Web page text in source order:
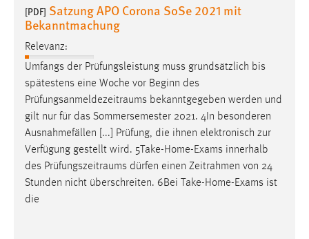
[PDF] Satzung APO Corona SoSe 2021 mit
Bekanntmachung
Relevanz:
Umfangs der Prüfungsleistung muss grundsätzlich bis
spätestens eine Woche vor Beginn des
Prüfungsanmeldezeitraums bekanntgegeben werden und
gilt nur für das Sommersemester 2021. 4In besonderen
Ausnahmefällen [...] Prüfung, die ihnen elektronisch zur
Verfügung gestellt wird. 5Take-Home-Exams innerhalb
des Prüfungszeitraums dürfen einen Zeitrahmen von 24
Stunden nicht überschreiten. 6Bei Take-Home-Exams ist
die